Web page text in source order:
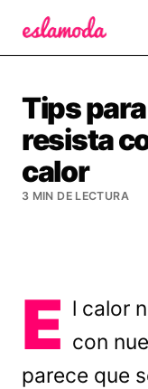
Tips
resista
calor
3 MIN DE LECTURA
E l calor
con
parece que